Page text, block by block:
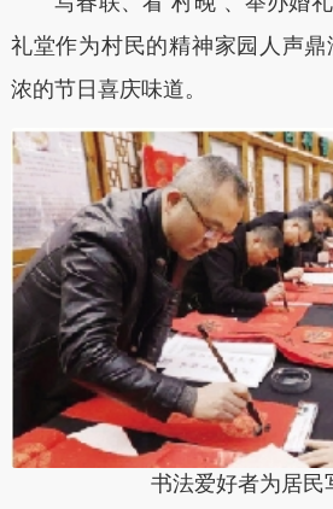
礼堂作为村民的精神家园人声
浓的节日喜庆味道。
书法爱好者为居民